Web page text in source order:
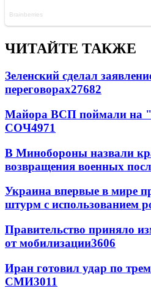
ЧИТАЙТЕ ТАКЖЕ
Зеленский сделал
переговорах27682
Майора ВСП поймали на
СОЧ4971
В Минобороны назвали
возвращения военных
Украина впервые в мире
штурм с использованием
Правительство приняло
от мобилизации3606
Иран готовил удар по
СМИ3011